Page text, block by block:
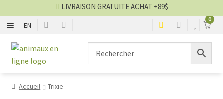
EN
0
Aller
à
navigation
Aller
au
LIVRAISON GRATUITE ACHAT +89$
CHIENS
Accueil Trixie